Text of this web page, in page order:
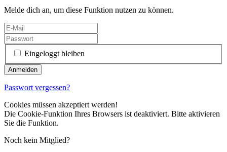
Melde dich an, um diese Funktion nutzen zu können.
Eingeloggt bleiben
Passwort vergessen?
Cookies müssen akzeptiert werden!
Die Cookie-Funktion Ihres Browsers ist deaktiviert. Bitte aktivieren
Sie die Funktion.
Noch kein Mitglied?